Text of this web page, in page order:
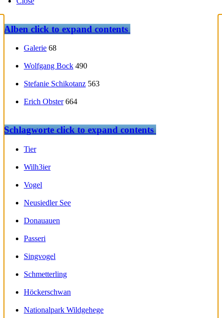
Albenclick to expand contents
Galerie 68
Wolfgang Bock 490
Stefanie Schikotanz 563
Erich Obster 664
Schlagworteclick to expand contents
Tier
Wilh3ier
Vogel
Neusiedler See
Donauauen
Passeri
Singvogel
Schmetterling
Höckerschwan
Nationalpark Wildgehege